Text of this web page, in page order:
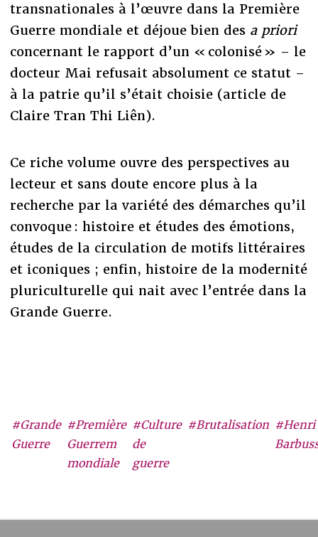
#Grande
Guerre
#Première
Guerrem
mondiale
#Culture
de
guerre
#Brutalisation #Henri
transnationales à l’œuvre dans la Première
Guerre mondiale et déjoue bien des a priori
concernant le rapport d’un « colonisé » – le
docteur Mai refusait absolument ce statut –
à la patrie qu’il s’était choisie (article de
Claire Tran Thi Liên).
Ce riche volume ouvre des perspectives au
lecteur et sans doute encore plus à la
recherche par la variété des démarches qu’il
convoque : histoire et études des émotions,
études de la circulation de motifs littéraires
et iconiques ; enfin, histoire de la modernité
pluriculturelle qui nait avec l’entrée dans la
Grande Guerre.